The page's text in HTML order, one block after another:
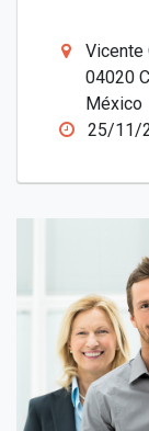
Vicente
04020
México
25/11/